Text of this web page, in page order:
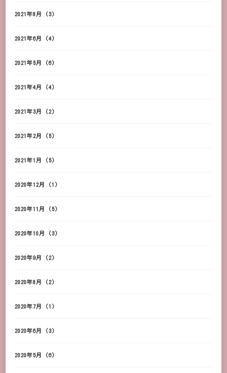
2021年8月 (3)
2021年6月 (4)
2021年5月 (6)
2021年4月 (4)
2021年3月 (2)
2021年2月 (5)
2021年1月 (5)
2020年12月 (1)
2020年11月 (5)
2020年10月 (3)
2020年9月 (2)
2020年8月 (2)
2020年7月 (1)
2020年6月 (3)
2020年5月 (6)